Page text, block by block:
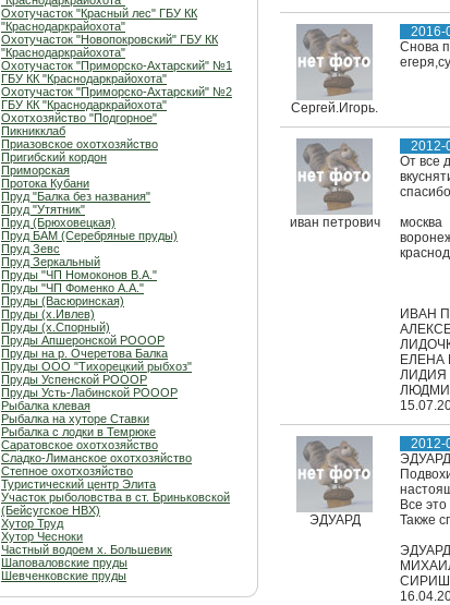
Охотучасток "Красный лес" ГБУ КК
"Краснодаркрайохота"
Охотучасток "Новопокровский" ГБУ КК
"Краснодаркрайохота"
Охотучасток "Приморско-Ахтарский" №1
ГБУ КК "Краснодаркрайохота"
Охотучасток "Приморско-Ахтарский" №2
ГБУ КК "Краснодаркрайохота"
Охотхозяйство "Подгорное"
Пикникклаб
Приазовское охотхозяйство
Пригибский кордон
Приморская
Протока Кубани
Пруд "Балка без названия"
Пруд "Утятник"
Пруд (Брюховецкая)
Пруд БАМ (Серебряные пруды)
Пруд Зевс
Пруд Зеркальный
Пруды "ЧП Номоконов В.А."
Пруды "ЧП Фоменко А.А."
Пруды (Васюринская)
Пруды (х.Ивлев)
Пруды (х.Спорный)
Пруды Апшеронской РОООР
Пруды на р. Очеретова Балка
Пруды ООО "Тихорецкий рыбхоз"
Пруды Успенской РОООР
Пруды Усть-Лабинской РОООР
Рыбалка клевая
Рыбалка на хуторе Ставки
Рыбалка с лодки в Темрюке
Саратовское охотхозяйство
Сладко-Лиманское охотхозяйство
Степное охотхозяйство
Туристический центр Элита
Участок рыболовства в ст. Бриньковской
(Бейсугское НВХ)
Хутор Труд
Хутор Чесноки
Частный водоем х. Большевик
Шаповаловские пруды
Шевченковские пруды
Сергей.Игорь.
2016-
Снова
иван петрович
2012-
От все
москва
ИВАН
ЕЛЕНА
ЛИДИЯ
ЭДУАРД
2012-
Все
Также